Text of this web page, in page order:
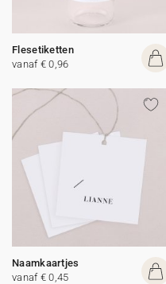
Flesetiketten
vanaf € 0,96
Naamkaartjes
vanaf € 0,45